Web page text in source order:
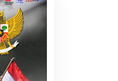
1H dalam